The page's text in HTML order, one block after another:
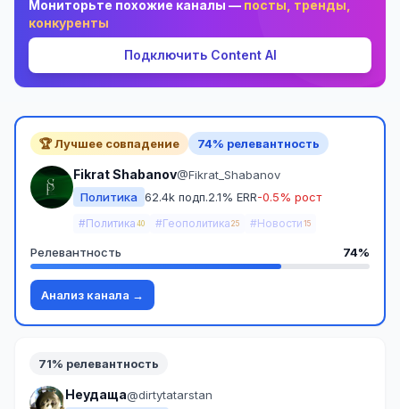
Мониторьте похожие каналы — посты, тренды,
конкуренты
Подключить Content AI
🏆 Лучшее совпадение 74% релевантность
Fikrat Shabanov@Fikrat_Shabanov
Политика 62.4k подп.2.1% ERR-0.5% рост
#Политика 40 #Геополитика 25 #Новости 15
Релевантность 74%
Анализ канала →
71% релевантность
Неудаща@dirtytatarstan